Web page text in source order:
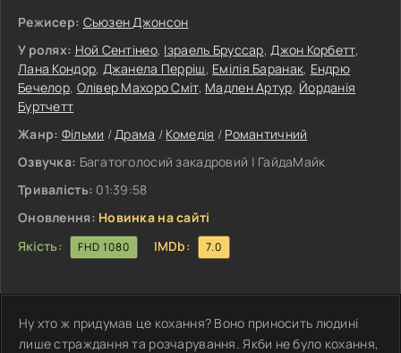
Режисер: Сьюзен Джонсон
У ролях: Ной Сентінео, Ізраель Бруссар,Джон Корбетт,
Лана Кондор, Джанела Перріш, Емілія Баранак, Ендрю
Бечелор, Олівер Махоро Сміт, Мадлен Артур, Йорданія
Буртчетт
Жанр: Фільми /Драма / Комедія / Романтичний
Озвучка: Багатоголосий закадровий | ГайдаМайк
Тривалість: 01:39:58
Оновлення: Новинка на сайті
Якість:
FHD 1080 IMDb: 7.0
Ну хто ж придумав це кохання? Воно приносить людині
лише страждання та розчарування. Якби не було кохання,